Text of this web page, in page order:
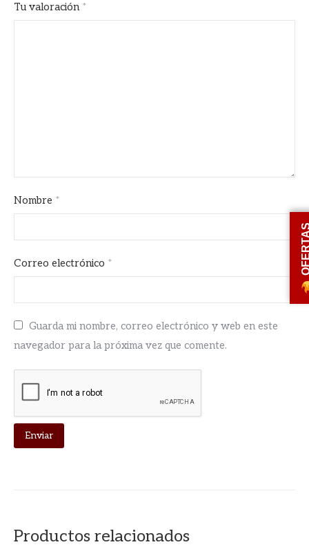
Tu valoración *
Nombre *
Correo electrónico *
Guarda mi nombre, correo electrónico y web en este
navegador para la próxima vez que comente.
Productos relacionados